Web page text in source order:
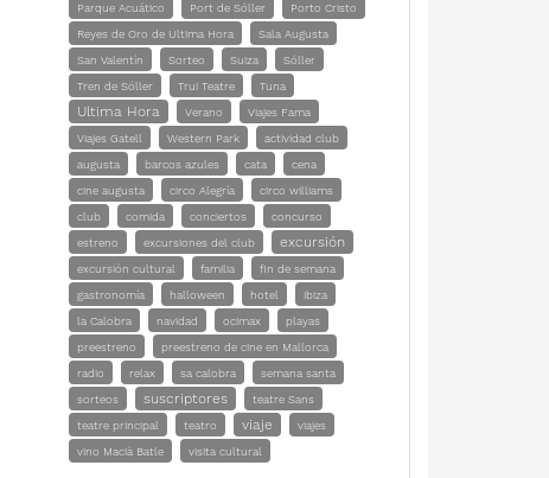
Parque Acuático
Port de Sóller
Porto Cristo
Reyes de Oro de Ultima Hora
Sala Augusta
San Valentín
Sorteo Suiza
Sóller
Tren de Sóller
Trui Teatre Tuna
Ultima Hora Verano
Viajes Fama
Viajes Gatell
Western Park
actividad club
augusta
barcos azules cata
cena
cine augusta
circo Alegría
circo williams
club
comida conciertos
concurso
estreno
excursiones del club excursión
excursión cultural familia
fin de semana
gastronomía
halloween hotel
ibiza
la Calobra
navidad ocimax
playas
preestreno
preestreno de cine en Mallorca
radio
relax sa calobra
semana santa
sorteos
suscriptores
teatre Sans
teatre principal
teatro viaje
viajes
vino Macià Batle
visita cultural